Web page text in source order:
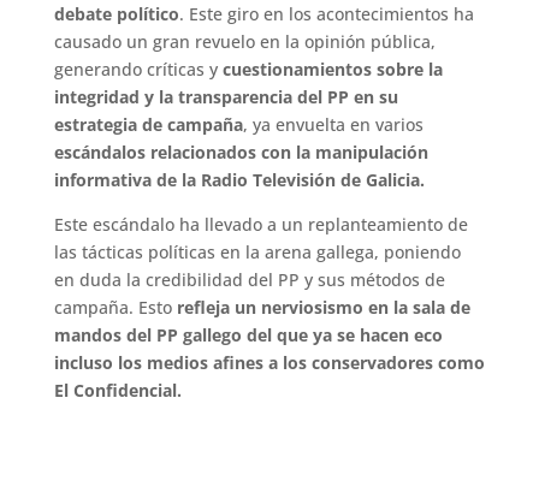
debate político. Este giro en los acontecimientos ha
causado un gran revuelo en la opinión pública,
generando críticas y cuestionamientos sobre la
integridad y la transparencia del PP en su
estrategia de campaña, ya envuelta en varios
escándalos relacionados con la manipulación
informativa de la Radio Televisión de Galicia.
Este escándalo ha llevado a un replanteamiento de
las tácticas políticas en la arena gallega, poniendo
en duda la credibilidad del PP y sus métodos de
campaña. Esto refleja un nerviosismo en la sala de
mandos del PP gallego del que ya se hacen eco
incluso los medios afines a los conservadores como
El Confidencial.